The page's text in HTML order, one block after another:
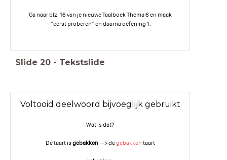
Ga naar blz. 16 van je nieuwe Taalboek Thema 6 en maak
“eerst proberen” en daarna oefening 1.
Slide 20 - Tekstslide
Voltooid deelwoord bijvoeglijk gebruikt
Wat is dat?
De taart isgebakken--> degebakken taart